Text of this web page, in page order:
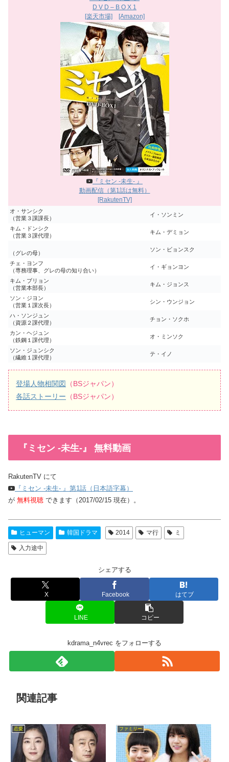
D V D – B O X 1
[楽天市場]
[Amazon]
『ミセン -未生- 』
動画配信（第1話は無料）
[RakutenTV]
オ・サンシク
（営業３課課長）
イ・ソンミン
キム・ドンシク
（営業３課代理）
キム・デミョン
（グレの母）
ソン・ビョンスク
チェ・ヨンフ
（専務理事、グレの母の知り合い）
イ・ギョンヨン
キム・ブリョン
（営業本部長）
キム・ジョンス
ソン・ジヨン
（営業１課次長）
シン・ウンジョン
ハ・ソンジュン
（資源２課代理）
チョン・ソクホ
カン・ヘジュン
（鉄鋼１課代理）
オ・ミンソク
ソン・ジュンシク
（繊維１課代理）
テ・イノ
登場人物相関図
（BSジャパン）
各話ストーリー （BSジャパン）
『ミセン -未生-』 無料動画
RakutenTV にて
『ミセン -未生- 』第1話（日本語字幕）
が 無料視聴 できます（2017/02/15 現在）。
ヒューマン 韓国ドラマ 2014 マ行 ミ
入力途中
シェアする
X Facebook はてブ
LINE コピー
kdrama_n4vrec をフォローする
関連記事
恋愛 ファミリー